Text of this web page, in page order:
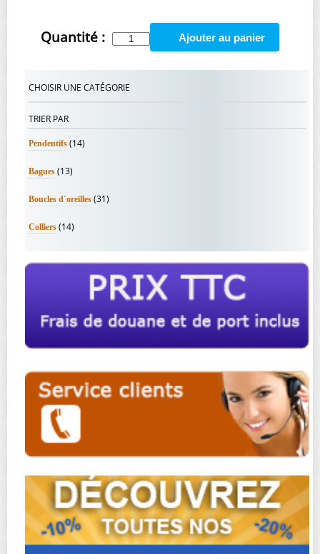
Quantité : Ajouter au panier
CHOISIR UNE CATÉGORIE
TRIER PAR
Pendentifs (14)
Bagues (13)
Boucles d´oreilles (31)
Colliers (14)